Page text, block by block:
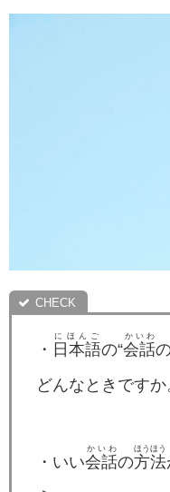
・ 日本語
にほんご
の“会話
かいわ
どんなときですか
・いい会話
かいわ
の方法
ほうほう